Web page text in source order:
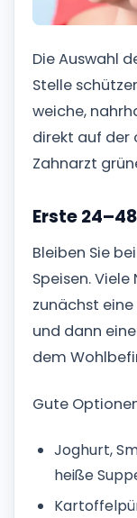
Die Auswahl
Stelle
weiche,
direkt auf der
Zahnarzt
Erste
Bleiben Sie
Speisen.
zunächst
und dann
dem
Gute
Joghurt,
heiße